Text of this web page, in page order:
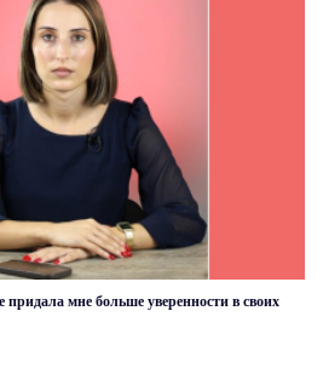
придала мне больше уверенности в своих